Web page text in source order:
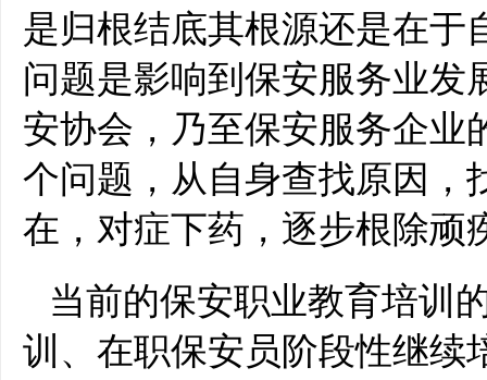
是归根结底其根源还是在于
问题是影响到保安服务业发
安协会，乃至保安服务企业
个问题，从自身查找原因，
在，对症下药，逐步根除顽
当前的保安职业教育培训
训、在职保安员阶段性继续